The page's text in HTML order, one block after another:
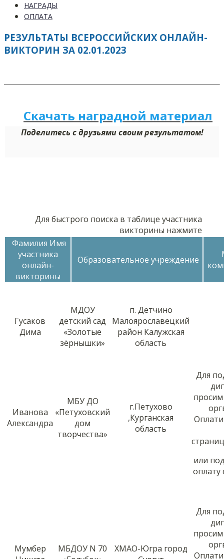
НАГРАДЫ
ОПЛАТА
РЕЗУЛЬТАТЫ ВСЕРОССИЙСКИХ ОНЛАЙН-
ВИКТОРИН ЗА 02.01.2023
Скачать наградной материал
Поделитесь с друзьями своим результатом!
Для быстрого поиска в таблице участника
викторины нажмите
Фамилия Имя
участника
онлайн-
викторины
Образовательное учреждение
Гусаков
Дима
МДОУ
детский сад
«Золотые
зёрнышки»
п. Детчино
Малоярославецкий
район Калужская
область
Иванова
Александра
МБУ ДО
«Петуховский
дом
творчества»
г.Петухово
,Курганская
область
Для
или
оплату
Мумбер
МБДОУ N 70
ХМАО-Югра город
Для